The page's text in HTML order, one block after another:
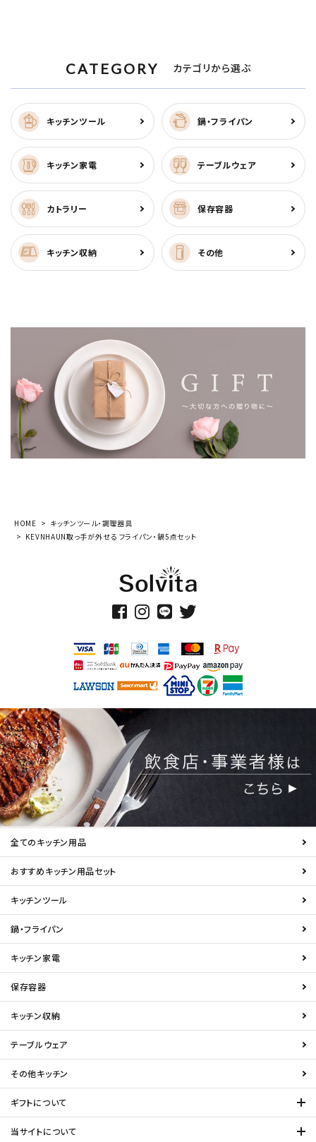
CATEGORY カテゴリから選ぶ
キッチンツール 鍋・フライパン
キッチン家電 テーブルウェア
カトラリー 保存容器
キッチン収納 その他
HOME
キッチンツール・調理器具
KEVNHAUN取っ手が外せる フライパン・鍋5点セット
全てのキッチン用品
おすすめキッチン用品セット
キッチンツール
鍋・フライパン
キッチン家電
保存容器
キッチン収納
テーブルウェア
その他キッチン
ギフトについて
当サイトについて